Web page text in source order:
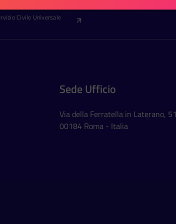
Civile Universale
Sede Ufficio
Via della Ferratella in Laterano, 51
00184 Roma - Italia